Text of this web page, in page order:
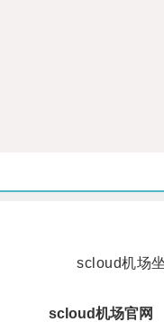
scloud机场坐
scloud机场官网